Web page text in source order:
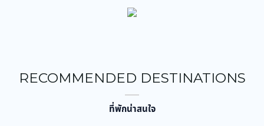
RECOMMENDED DESTINATIONS
ที่พักน่าสนใจ